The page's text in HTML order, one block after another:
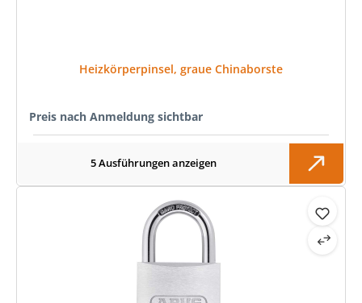
Heizkörperpinsel, graue Chinaborste
Preis nach Anmeldung sichtbar
5 Ausführungen anzeigen